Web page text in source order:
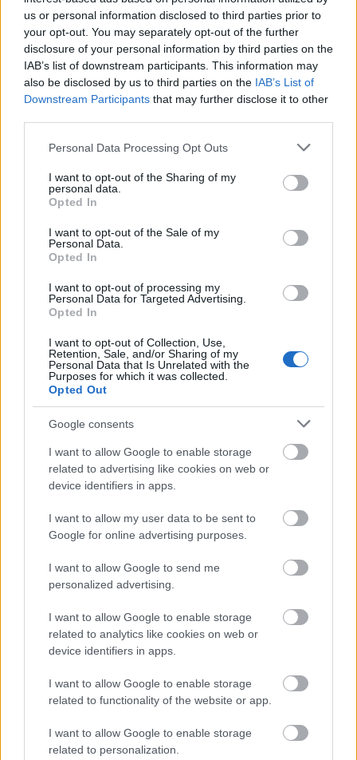
us or personal information disclosed to third parties prior to
your opt-out. You may separately opt-out of the further
disclosure of your personal information by third parties on the
IAB’s list of downstream participants. This information may
also be disclosed by us to third parties on the IAB’s List of
Downstream Participants that may further disclose it to other
Please note that this website/app uses one or more Google
not limited to your visit or usage behaviour. You may click to
grant or deny consent to Google and its third-party tags to
use your data for below specified purposes in below Google
consent section.
Personal Data Processing Opt Outs
I want to opt-out of the Sharing of my
personal data.
Opted In
I want to opt-out of the Sale of my
Personal Data.
Opted In
I want to opt-out of processing my
Personal Data for Targeted Advertising.
Opted In
I want to opt-out of Collection, Use,
Retention, Sale, and/or Sharing of my
Personal Data that Is Unrelated with the
Purposes for which it was collected.
Opted Out
Google consents
I want to allow Google to enable storage
related to advertising like cookies on web or
device identifiers in apps.
I want to allow my user data to be sent to
Google for online advertising purposes.
I want to allow Google to send me
personalized advertising.
I want to allow Google to enable storage
related to analytics like cookies on web or
device identifiers in apps.
I want to allow Google to enable storage
related to functionality of the website or app.
I want to allow Google to enable storage
related to personalization.
Az Árpád-házi kalandok folytatódnak. A tavalyi év
kedvenc könyve számomra a Vér/vonal volt, ezért
nagyon vártam már a folytatást, ami imhol
elérkezett. Óriási elánnal vetettem magam az
olvasásba, szinte egy ültő helyemben faltam fel a
kicsit több, mint 500 oldalt. Nem csalódtam, a
Könyvajánló: Benkő László:
Hollójárta Mohács
A Mohácshoz vezető út
FilmBaráth•2026. június 17.
A Mohácshoz vezető út. Idén 500 éve a mohácsi
csatavesztésnek, ezért úgy döntöttem, ennek
emlékére elolvasok egy könyvet ebben a
témakörben. Hosszas gondolkodás után Benkő
László alkotására esett a választásom, mert már
lehettem a minőségben,…